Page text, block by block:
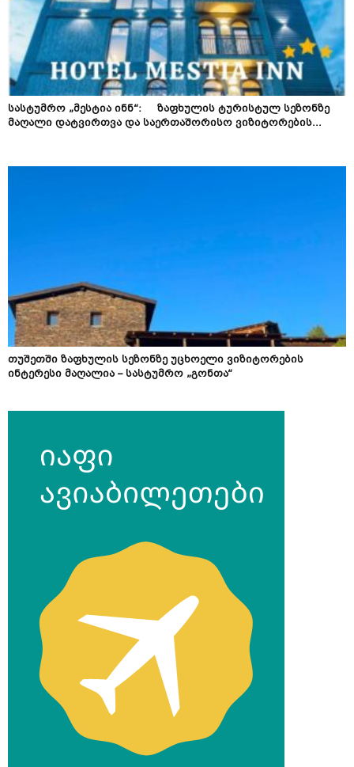
სასტუმრო „მესტია ინნ“: ზაფხულის ტურისტულ სეზონზე
მაღალი დატვირთვა და საერთაშორისო ვიზიტორების...
თუშეთში ზაფხულის სეზონზე უცხოელი ვიზიტორების
ინტერესი მაღალია – სასტუმრო „გონთა“